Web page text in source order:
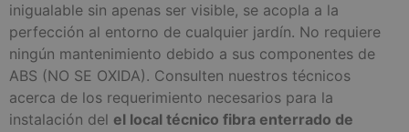
inigualable sin apenas ser visible, se acopla a la
perfección al entorno de cualquier jardín. No requiere
ningún mantenimiento debido a sus componentes de
ABS (NO SE OXIDA). Consulten nuestros técnicos
acerca de los requerimiento necesarios para la
instalación del el local técnico fibra enterrado de